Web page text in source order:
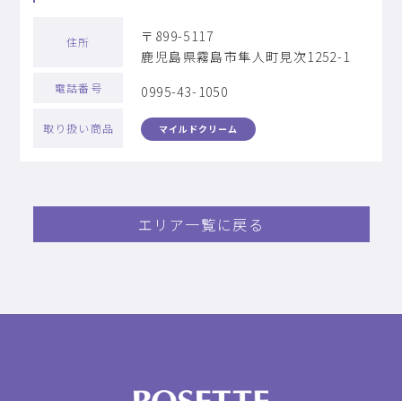
住所
〒899-5117
鹿児島県霧島市隼人町見次1252-1
電話番号 0995-43-1050
取り扱い商品 マイルドクリーム
エリア一覧に戻る